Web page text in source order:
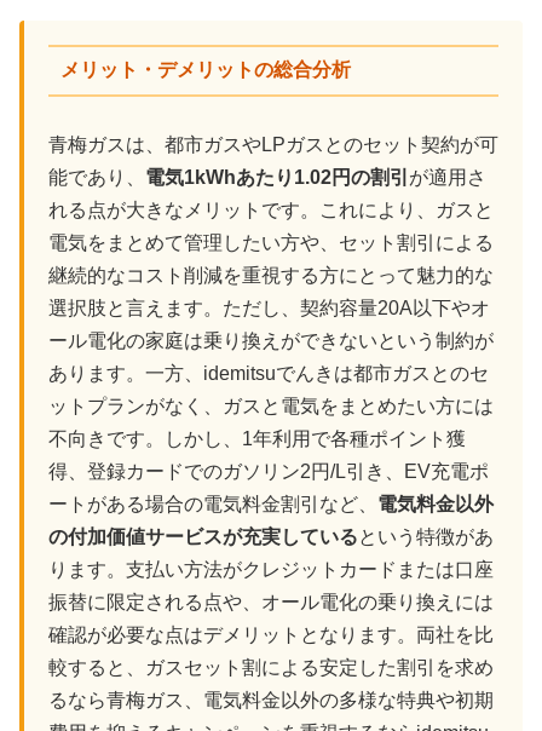
メリット・デメリットの総合分析
青梅ガスは、都市ガスやLPガスとのセット契約が可
能であり、 電気1kWhあたり1.02円の割引 が適用さ
れる点が大きなメリットです。これにより、ガスと
電気をまとめて管理したい方や、セット割引による
継続的なコスト削減を重視する方にとって魅力的な
選択肢と言えます。ただし、契約容量20A以下やオ
ール電化の家庭は乗り換えができないという制約が
あります。一方、idemitsuでんきは都市ガスとのセ
ットプランがなく、ガスと電気をまとめたい方には
不向きです。しかし、1年利用で各種ポイント獲
得、登録カードでのガソリン2円/L引き、EV充電ポ
ートがある場合の電気料金割引など、 電気料金以外
の付加価値サービスが充実しているという特徴があ
ります。支払い方法がクレジットカードまたは口座
振替に限定される点や、オール電化の乗り換えには
確認が必要な点はデメリットとなります。両社を比
較すると、ガスセット割による安定した割引を求め
るなら青梅ガス、電気料金以外の多様な特典や初期